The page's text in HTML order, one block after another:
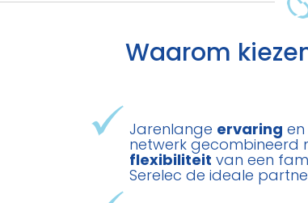
Waarom
Jarenlange ervaring
netwerk gecombineerd
flexibiliteit van een
Serelec de ideale